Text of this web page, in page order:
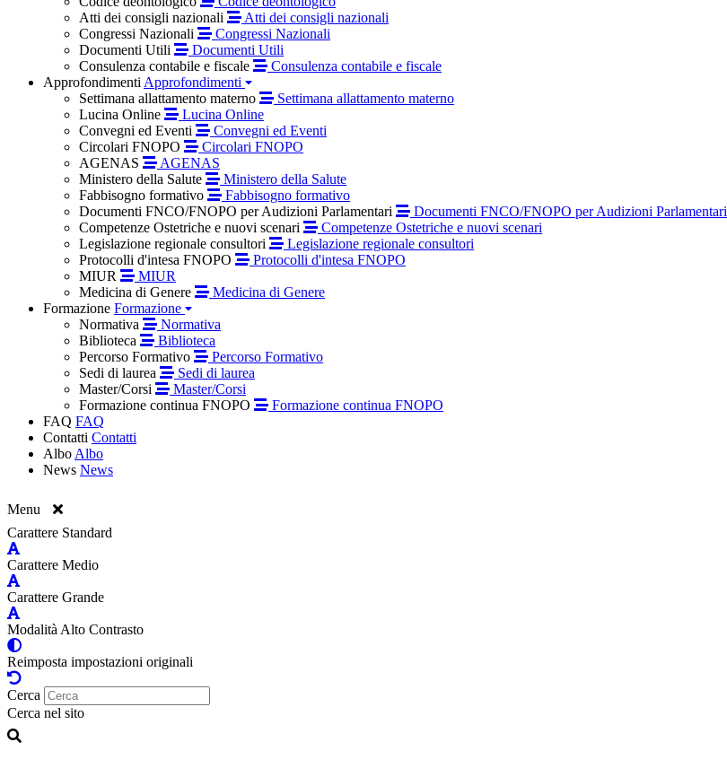
Atti dei consigli nazionali
Atti dei consigli nazionali
Congressi Nazionali
Congressi Nazionali
Documenti Utili
Documenti Utili
Consulenza contabile e fiscale
Consulenza contabile e fiscale
Approfondimenti Approfondimenti
Settimana allattamento materno
Settimana allattamento materno
Lucina Online
Lucina Online
Convegni ed Eventi
Convegni ed Eventi
Circolari FNOPO
Circolari FNOPO
AGENAS
AGENAS
Ministero della Salute
Ministero della Salute
Fabbisogno formativo
Fabbisogno formativo
Documenti FNCO/FNOPO per Audizioni Parlamentari
Documenti FNCO/FNOPO per Audizioni Parlamentari
Competenze Ostetriche e nuovi scenari
Competenze Ostetriche e nuovi scenari
Legislazione regionale consultori
Legislazione regionale consultori
Protocolli d'intesa FNOPO
Protocolli d'intesa FNOPO
MIUR
MIUR
Medicina di Genere
Medicina di Genere
Formazione Formazione
Normativa
Normativa
Biblioteca
Biblioteca
Percorso Formativo
Percorso Formativo
Sedi di laurea
Sedi di laurea
Master/Corsi
Master/Corsi
Formazione continua FNOPO
Formazione continua FNOPO
FAQ FAQ
Contatti Contatti
Albo Albo
News News
Menu
Carattere Standard
Carattere Medio
Carattere Grande
Modalità Alto Contrasto
Reimposta impostazioni originali
Cerca
Cerca nel sito